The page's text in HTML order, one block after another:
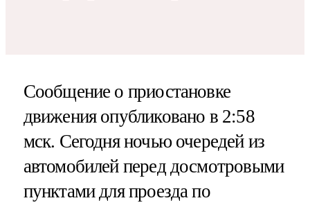
Сообщение о приостановке
движения опубликовано в 2:58
мск. Сегодня ночью очередей из
автомобилей перед досмотровыми
пунктами для проезда по